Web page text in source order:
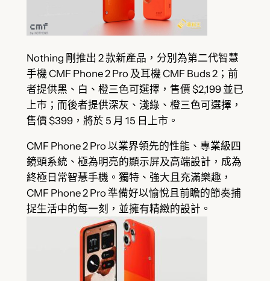
Nothing 剛推出 2 款新產品，分別為第二代智慧
手機 CMF Phone 2 Pro 及耳機 CMF Buds 2；前
者提供黑、白、橙三色可選擇，售價 $2,199 並已
上市；而後者提供深灰、淺綠、橙三色可選擇，
售價 $399，將於 5 月 15 日上市。
CMF Phone 2 Pro 以業界領先的性能、專業級四
鏡頭系統、極為明亮的顯示屏及高端設計，成為
終極日常智慧手機。獨特、強大且充滿樂趣，
CMF Phone 2 Pro 準備好以愉悅且前瞻的節奏捕
捉生活中的每一刻，並擁有精緻的設計。